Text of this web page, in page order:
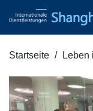
Startseite Leben